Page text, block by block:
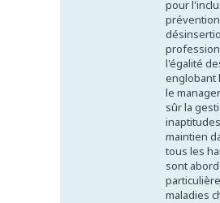
pour
l'égalité
englobant
le
sûr la
maintien
tous les
sont
maladies